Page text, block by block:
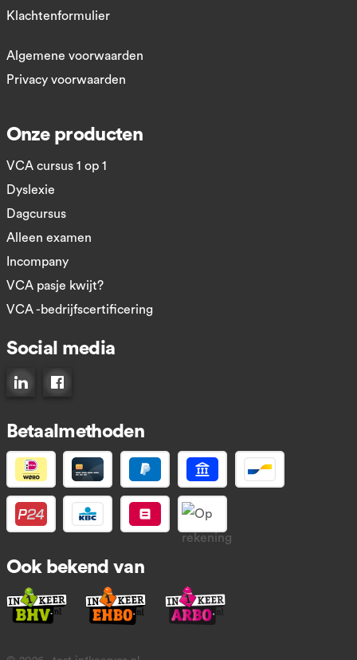
Klachtenformulier
Algemene voorwaarden
Privacy voorwaarden
Onze producten
VCA cursus 1 op 1
Dyslexie
Dagcursus
Alleen examen
Incompany
VCA pasje kwijt?
VCA -bedrijfscertificering
Social media
Connect op LinkedIn
Like ons op Facebook
Betaalmethoden
Ook bekend van